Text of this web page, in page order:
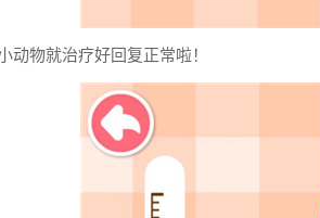
动物就治疗好回复正常啦！